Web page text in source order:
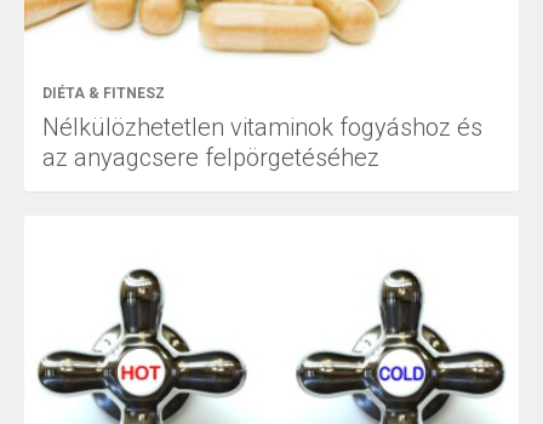
DIÉTA & FITNESZ
Nélkülözhetetlen vitaminok fogyáshoz és
az anyagcsere felpörgetéséhez